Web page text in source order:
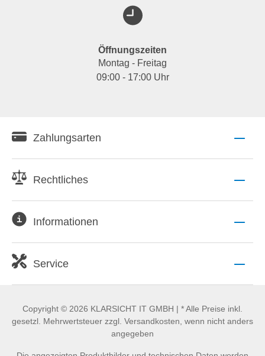
Öffnungszeiten
Montag - Freitag
09:00 - 17:00 Uhr
Zahlungsarten
Rechtliches
Informationen
Service
Copyright © 2026 KLARSICHT IT GMBH | * Alle Preise inkl.
gesetzl. Mehrwertsteuer zzgl. Versandkosten, wenn nicht anders
angegeben